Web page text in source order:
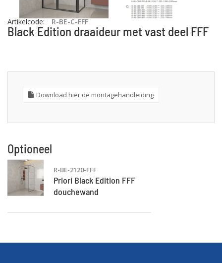
Artikelcode: R-BE-C-FFF
Black Edition draaideur met vast deel FFF
Download hier de montagehandleiding
Optioneel
Priori Black Edition FFF
douchewand
R-BE-2120-FFF